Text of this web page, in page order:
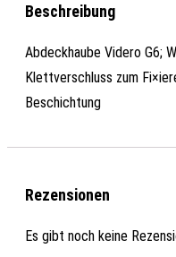
Beschreibung
Abdeckhaube Videro G6;
Klettverschluss zum
Beschichtung
Rezensionen
Es gibt noch keine